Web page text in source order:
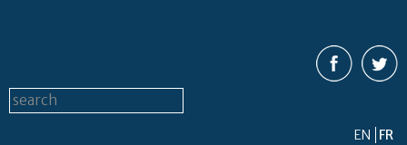
Formulaire de recherche
Search this site
EN FR